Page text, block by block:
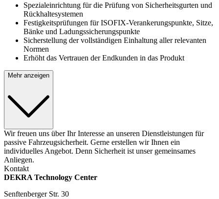
Spezialeinrichtung für die Prüfung von Sicherheitsgurten und
Rückhaltesystemen
Festigkeitsprüfungen für ISOFIX-Verankerungspunkte, Sitze,
Bänke und Ladungssicherungspunkte
Sicherstellung der vollständigen Einhaltung aller relevanten
Normen
Erhöht das Vertrauen der Endkunden in das Produkt
Mehr anzeigen
Wir freuen uns über Ihr Interesse an unseren Dienstleistungen für
passive Fahrzeugsicherheit. Gerne erstellen wir Ihnen ein
individuelles Angebot. Denn Sicherheit ist unser gemeinsames
Anliegen.
Kontakt
DEKRA Technology Center
Senftenberger Str. 30